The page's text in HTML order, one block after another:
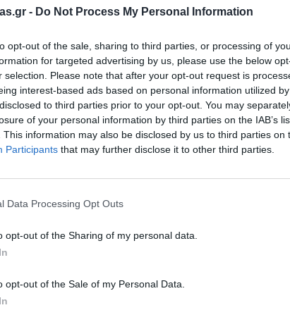
- Do Not Process My Personal Information
opt-out of the sale, sharing to third parties, or processing of
for targeted advertising by us, please use the below
selection. Please note that after your opt-out request is
interest-based ads based on personal information utilized
to third parties prior to your opt-out. You may
of your personal information by third parties on the IAB’s
This information may also be disclosed by us to third parties on
Participants that may further disclose it to other third parties.
Data Processing Opt Outs
opt-out of the Sharing of my personal data.
opt-out of the Sale of my Personal Data.
-
Επικοινωνία
του παιδιού. Η συλλογή μας περιλαμβάνει
να προσφέρουν γνώση μέσα από τη διασκέδαση.
υλικά ασφαλή και φιλικά προς το περιβάλλον. Είτε
μάθηση, οι προτάσεις μας διαμορφώνουν την